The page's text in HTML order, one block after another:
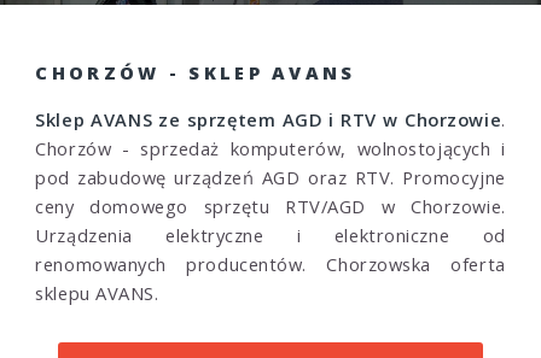
CHORZÓW - SKLEP AVANS
Sklep AVANS ze sprzętem AGD i RTV w Chorzowie.
Chorzów - sprzedaż komputerów, wolnostojących i
pod zabudowę urządzeń AGD oraz RTV. Promocyjne
ceny domowego sprzętu RTV/AGD w Chorzowie.
Urządzenia elektryczne i elektroniczne od
renomowanych producentów. Chorzowska oferta
sklepu AVANS.